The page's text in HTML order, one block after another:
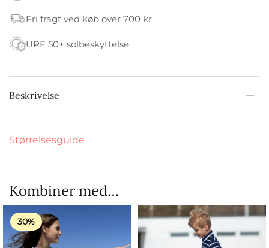
Fri fragt ved køb over 700 kr.
UPF 50+ solbeskyttelse
Beskrivelse
Størrelsesguide
Kombiner med…
30%